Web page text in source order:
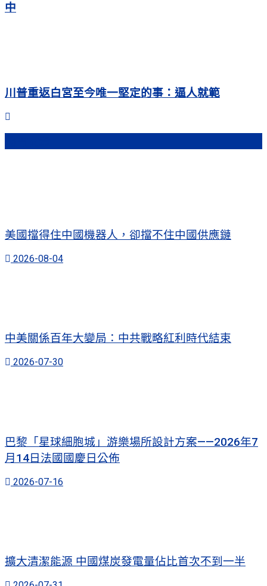
中
川普重返白宮至今唯一堅定的事：逼人就範
美國擋得住中國機器人，卻擋不住中國供應鏈
2026-08-04
中美關係百年大變局：中共戰略紅利時代結束
2026-07-30
巴黎「星球細胞城」游樂場所設計方案——2026年7
月14日法國國慶日公佈
2026-07-16
擴大清潔能源 中國煤炭發電量佔比首次不到一半